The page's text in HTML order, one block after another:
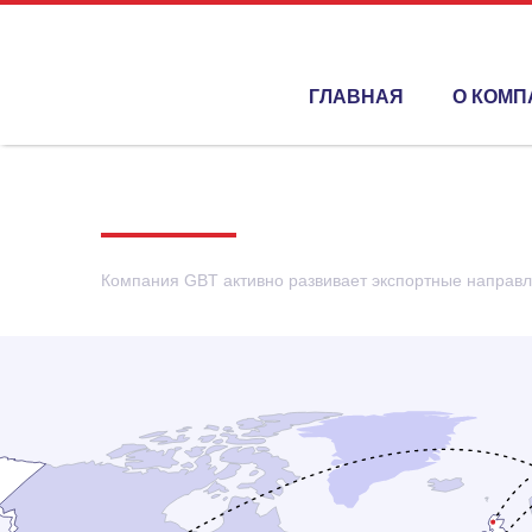
ГЛАВНАЯ О
Компания GBT активно развивает экспортные